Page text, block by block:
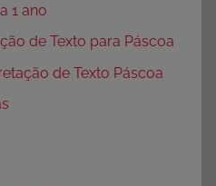
1 ano
de Texto para Páscoa
de Texto Páscoa